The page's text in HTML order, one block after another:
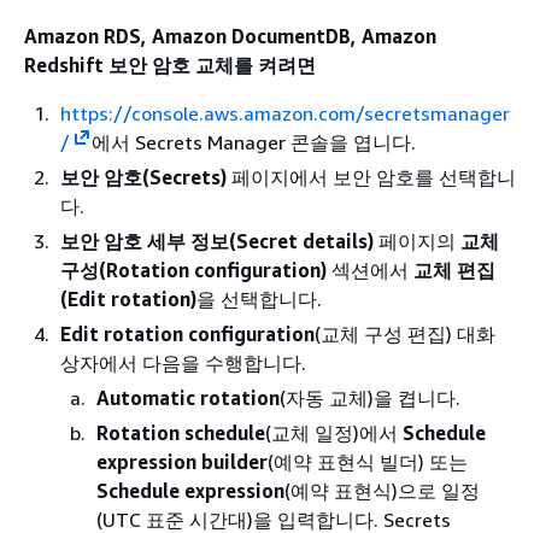
Amazon RDS, Amazon DocumentDB, Amazon
Redshift 보안 암호 교체를 켜려면
https://console.aws.amazon.com/secretsmanager
/
에서 Secrets Manager 콘솔을 엽니다.
보안 암호(Secrets) 페이지에서 보안 암호를 선택합니
다.
보안 암호 세부 정보(Secret details) 페이지의 교체
구성(Rotation configuration) 섹션에서 교체 편집
(Edit rotation)을 선택합니다.
Edit rotation configuration(교체 구성 편집) 대화
상자에서 다음을 수행합니다.
Automatic rotation(자동 교체)을 켭니다.
Rotation schedule(교체 일정)에서 Schedule
expression builder(예약 표현식 빌더) 또는
Schedule expression(예약 표현식)으로 일정
(UTC 표준 시간대)을 입력합니다. Secrets